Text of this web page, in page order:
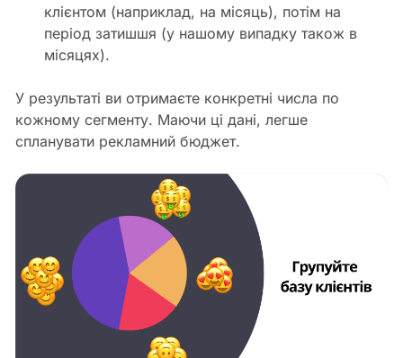
клієнтом (наприклад, на місяць), потім на
період затишшя (у нашому випадку також в
місяцях).
У результаті ви отримаєте конкретні числа по
кожному сегменту. Маючи ці дані, легше
спланувати рекламний бюджет.